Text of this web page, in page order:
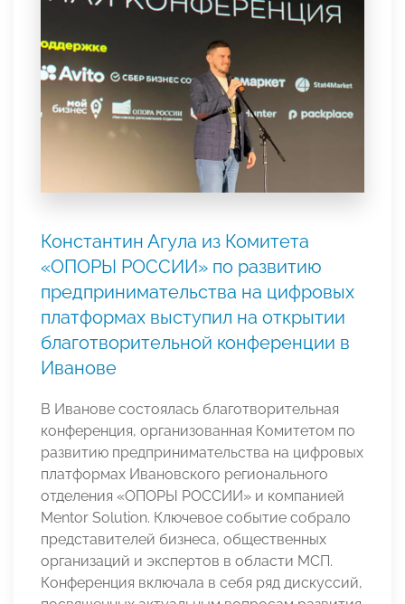
Константин Агула из Комитета
«ОПОРЫ РОССИИ» по развитию
предпринимательства на цифровых
платформах выступил на открытии
благотворительной конференции в
Иванове
В Иванове состоялась благотворительная
конференция, организованная Комитетом по
развитию предпринимательства на цифровых
платформах Ивановского регионального
отделения «ОПОРЫ РОССИИ» и компанией
Mentor Solution. Ключевое событие собрало
представителей бизнеса, общественных
организаций и экспертов в области МСП.
Конференция включала в себя ряд дискуссий,